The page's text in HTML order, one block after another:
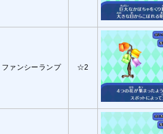
ファンシーランプ ☆2